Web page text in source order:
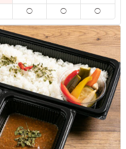
たら満足です。夏季限定なのが
なぎなので満足できます。うな
り食べることができる使い勝手
MR
08/07
◯ ◯ ◯